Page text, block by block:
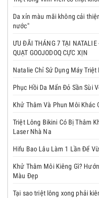
Da xỉn màu mãi không cải
nước"
ƯU ĐÃI THÁNG 7 TẠI
QUẠT GOOJODOQ CỰC XỊN
Natalie Chỉ Sử Dụng Máy Triệt
Phục Hồi Da Mẩn Đỏ Sần Sùi
Khử Thâm Và Phun Môi Khác
Triệt Lông Bikini Có Bị Thâm
Laser Nhà Na
Hifu Bao Lâu Làm 1 Lần Để
Khử Thâm Môi Kiêng Gì?
Màu Đẹp
Tại sao triệt lông xong phải